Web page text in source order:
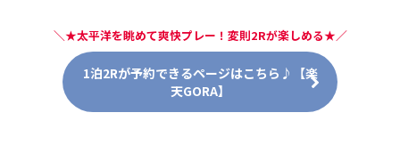
＼★太平洋を眺めて爽快プレー！変則2Rが楽しめる★／
1泊2Rが予約できるページはこちら♪【楽
天GORA】